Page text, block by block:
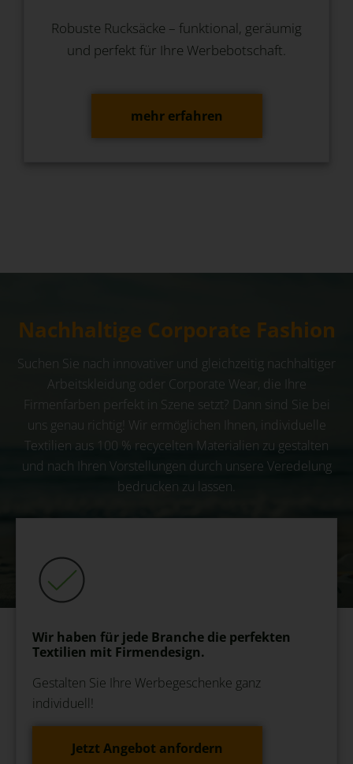
Robuste Rucksäcke – funktional, geräumig
und perfekt für Ihre Werbebotschaft.
mehr erfahren
Nachhaltige Corporate Fashion
Suchen Sie nach innovativer und gleichzeitig nachhaltiger
Arbeitskleidung oder Corporate Wear, die Ihre
Firmenfarben perfekt in Szene setzt? Dann sind Sie bei
uns genau richtig! Wir ermöglichen Ihnen, individuelle
Textilien aus 100 % recycelten Materialien zu gestalten
und nach Ihren Vorstellungen durch unsere Veredelung
bedrucken zu lassen.
Wir haben für jede Branche die perfekten
Textilien mit Firmendesign.
Gestalten Sie Ihre Werbegeschenke ganz
individuell!
Jetzt Angebot anfordern